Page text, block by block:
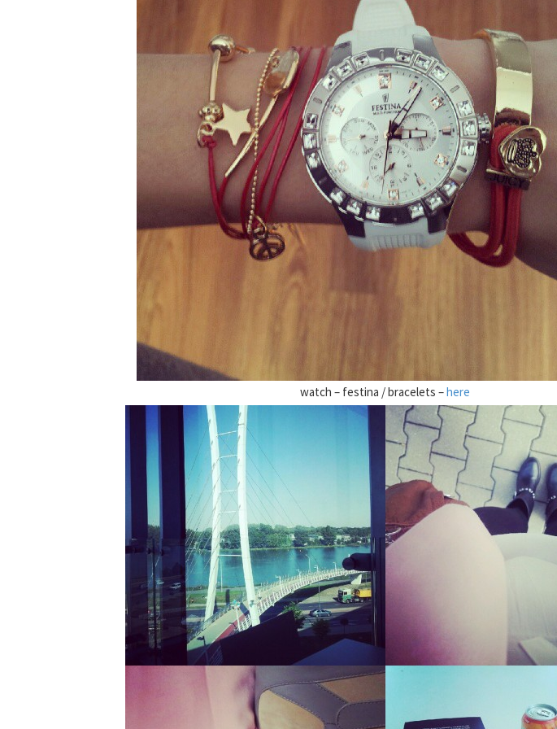
watch – festina / bracelets –here